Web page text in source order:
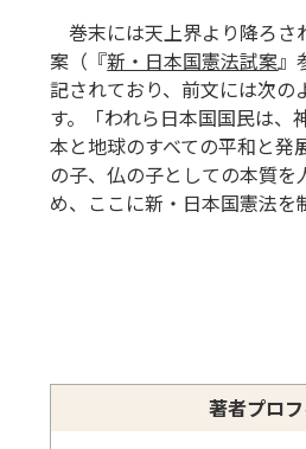
巻末には天上界より降ろさ
案（『新・日本国憲法試案』
記されており、前文には次の
す。「われら日本国国民は、
本と地球のすべての平和と発
の子、仏の子としての本質を
め、ここに新・日本国憲法を
著者プロ